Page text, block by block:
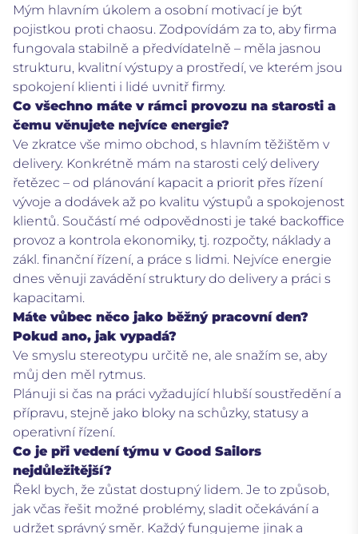
Mým hlavním úkolem a osobní motivací je být
pojistkou proti chaosu. Zodpovídám za to, aby firma
fungovala stabilně a předvídatelně – měla jasnou
strukturu, kvalitní výstupy a prostředí, ve kterém jsou
spokojení klienti i lidé uvnitř firmy.
Co všechno máte v rámci provozu na starosti a
čemu věnujete nejvíce energie?
Ve zkratce vše mimo obchod, s hlavním těžištěm v
delivery. Konkrétně mám na starosti celý delivery
řetězec – od plánování kapacit a priorit přes řízení
vývoje a dodávek až po kvalitu výstupů a spokojenost
klientů. Součástí mé odpovědnosti je také backoffice
provoz a kontrola ekonomiky, tj. rozpočty, náklady a
zákl. finanční řízení, a práce s lidmi. Nejvíce energie
dnes věnuji zavádění struktury do delivery a práci s
kapacitami.
Máte vůbec něco jako běžný pracovní den?
Pokud ano, jak vypadá?
Ve smyslu stereotypu určitě ne, ale snažím se, aby
můj den měl rytmus.
Plánuji si čas na práci vyžadující hlubší soustředění a
přípravu, stejně jako bloky na schůzky, statusy a
operativní řízení.
Co je při vedení týmu v Good Sailors
nejdůležitější?
Řekl bych, že zůstat dostupný lidem. Je to způsob,
jak včas řešit možné problémy, sladit očekávání a
udržet správný směr. Každý fungujeme jinak a